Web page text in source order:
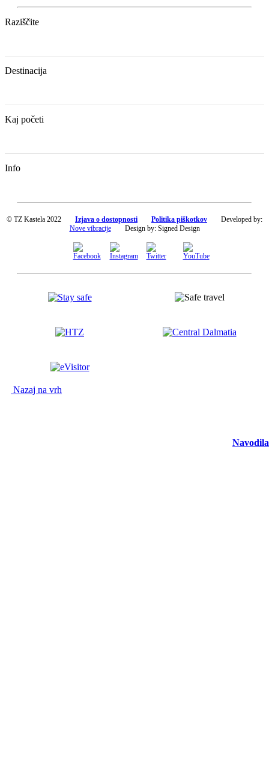
Navodila
Raziščite
Destinacija
Kaj početi
Info
© TZ Kastela 2022 Izjava o dostopnosti Politika piškotkov
Developed by:
Nove vibracije
Design by: Signed Design
Nazaj na vrh